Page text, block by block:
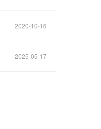
2020-10-16
2025-05-17